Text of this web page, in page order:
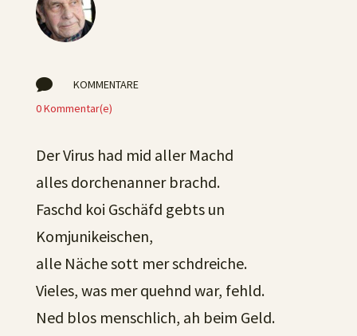

KOMMENTARE
0 Kommentar(e)
Der Virus had mid aller Machd
alles dorchenanner brachd.
Faschd koi Gschäfd gebts un
Komjunikeischen,
alle Näche sott mer schdreiche.
Vieles, was mer quehnd war, fehld.
Ned blos menschlich, ah beim Geld.